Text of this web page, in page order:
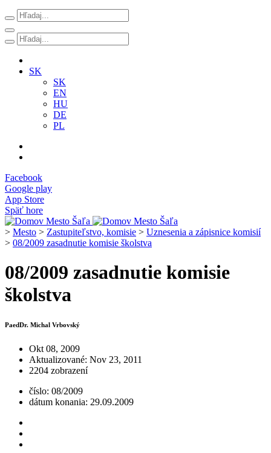
SK
SK
EN
HU
DE
PL
Facebook
Google play
App Store
Späť hore
> Mesto > Zastupiteľstvo, komisie > Uznesenia a zápisnice komisií
> 08/2009 zasadnutie komisie školstva
08/2009 zasadnutie komisie
školstva
PaedDr. Michal Vrbovský
Okt 08, 2009
Aktualizované: Nov 23, 2011
2204 zobrazení
číslo: 08/2009
dátum konania: 29.09.2009